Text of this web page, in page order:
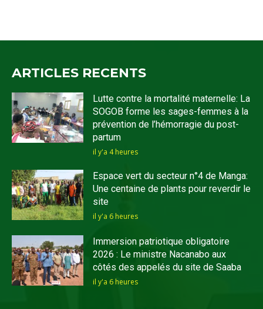
ARTICLES RECENTS
Lutte contre la mortalité maternelle: La
SOGOB forme les sages-femmes à la
prévention de l’hémorragie du post-
partum
il y'a 4 heures
Espace vert du secteur n°4 de Manga:
Une centaine de plants pour reverdir le
site
il y'a 6 heures
Immersion patriotique obligatoire
2026 : Le ministre Nacanabo aux
côtés des appelés du site de Saaba
il y'a 6 heures